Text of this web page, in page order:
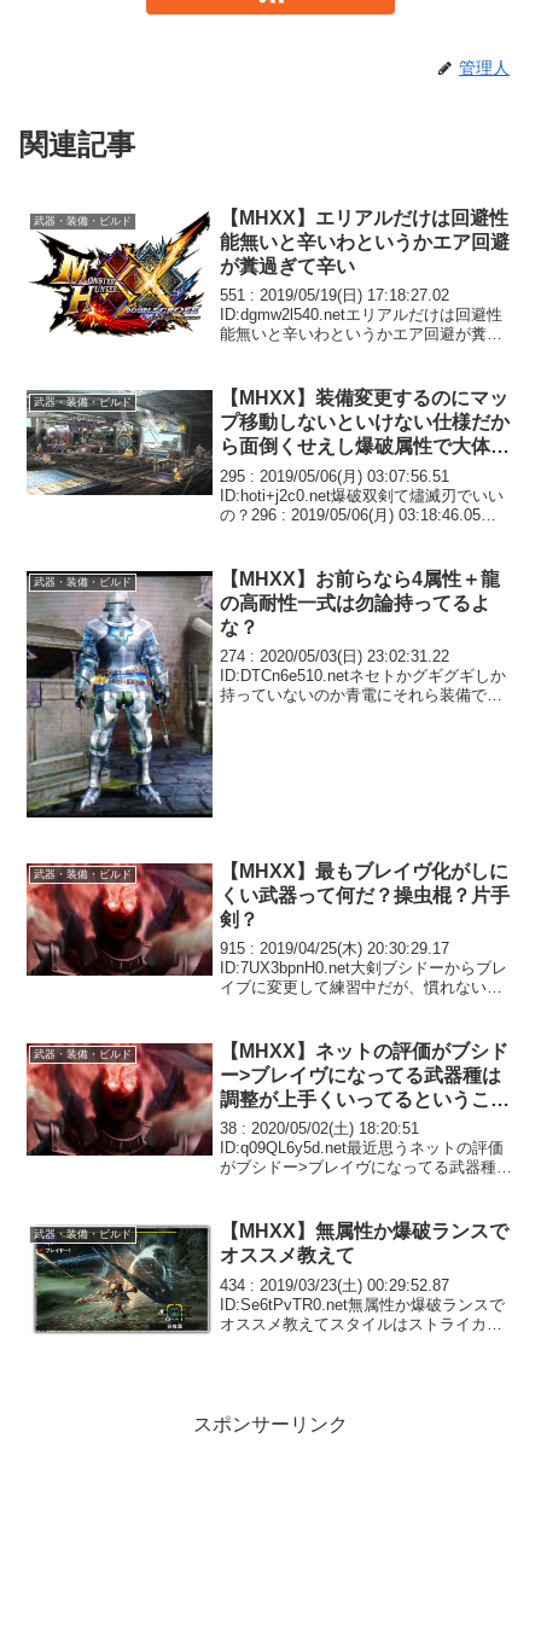
管理人
関連記事
武器・装備・ビルド
【MHXX】エリアルだけは回避性
能無いと辛いわというかエア回避
が糞過ぎて辛い
551 : 2019/05/19(日) 17:18:27.02
ID:dgmw2l540.netエリアルだけは回避性
能無いと辛いわというかエア回避が糞過
武器・装備・ビルド
【MHXX】装備変更するのにマッ
プ移動しないといけない仕様だか
ら面倒くせえし爆破属性で大体や
ってるわ
295 : 2019/05/06(月) 03:07:56.51
ID:hoti+j2c0.net爆破双剣て燼滅刃でいい
の？296 : 2019/05/06(月) 03:18:46.05
武器・装備・ビルド
【MHXX】お前らなら4属性＋龍
の高耐性一式は勿論持ってるよ
な？
274 : 2020/05/03(日) 23:02:31.22
ID:DTCn6e510.netネセトかグギグギしか
持っていないのか青電にそれら装備でや
武器・装備・ビルド
【MHXX】最もブレイヴ化がしに
くい武器って何だ？操虫棍？片手
剣？
915 : 2019/04/25(木) 20:30:29.17
ID:7UX3bpnH0.net大剣ブシドーからブレ
イブに変更して練習中だが、慣れないと
のがブシドーかな...
武器・装備・ビルド
【MHXX】ネットの評価がブシド
ー>ブレイヴになってる武器種は
調整が上手くいってるということ
なのかもしれない
38 : 2020/05/02(土) 18:20:51
ID:q09QL6y5d.net最近思うネットの評価
がブシドー>ブレイヴになってる武器種は
武器・装備・ビルド
【MHXX】無属性か爆破ランスで
オススメ教えて
434 : 2019/03/23(土) 00:29:52.87
ID:Se6tPvTR0.net無属性か爆破ランスで
オススメ教えてスタイルはストライカー
スポンサーリンク